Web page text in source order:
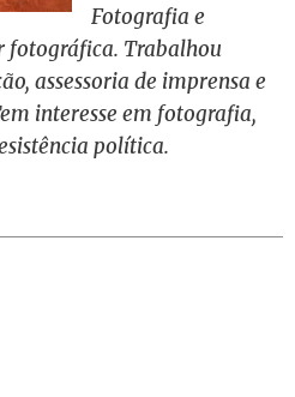
Fotografia e
Trabalhou
assessoria de imprensa e
interesse em fotografia,
política.